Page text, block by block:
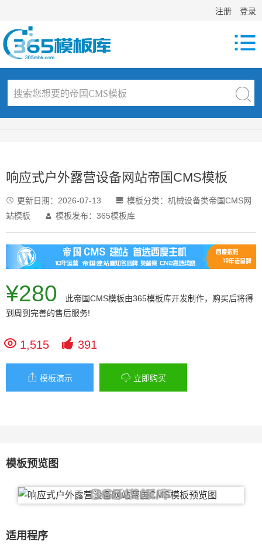
注册 登录

响应式户外露营设备网站帝国CMS模板
 更新日期： 2026-07-13  模板分类： 机械设备类帝国CMS网
站模板
 模板发布：365模板库
¥280 此帝国CMS模板由365模板库开发制作，购买后将得
到周到完善的售后服务!
 1,515  391
 模板演示  立即购买
模板预览图
适用程序